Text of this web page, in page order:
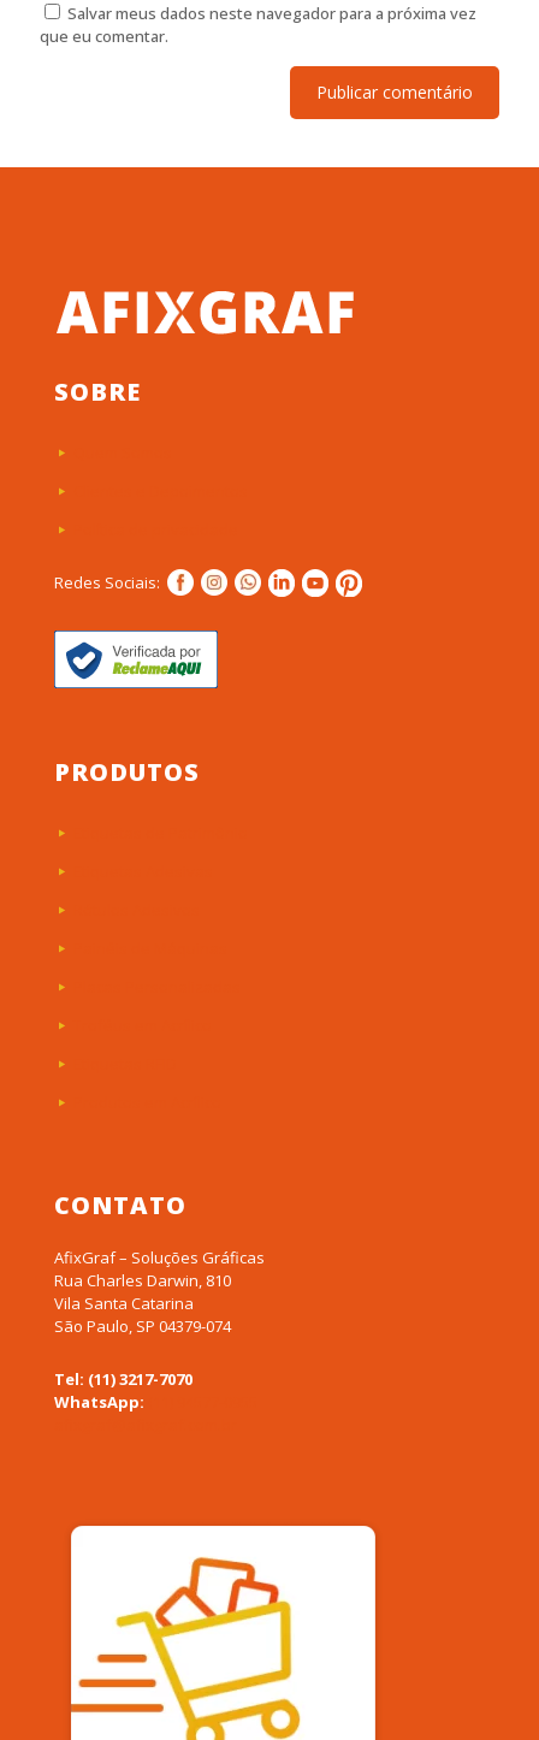
Salvar meus dados neste navegador para a próxima vez
que eu comentar.
SOBRE
Redes Sociais:
PRODUTOS
CONTATO
AfixGraf – Soluções Gráficas
Rua Charles Darwin, 810
Vila Santa Catarina
São Paulo, SP 04379-074
Tel: (11) 3217-7070
WhatsApp: